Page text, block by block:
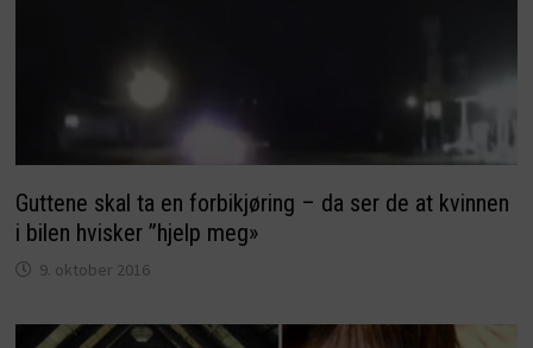
Guttene skal ta en forbikjøring – da ser de at kvinnen
i bilen hvisker ”hjelp meg»
9. oktober 2016